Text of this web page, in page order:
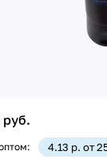
4.13 р. от